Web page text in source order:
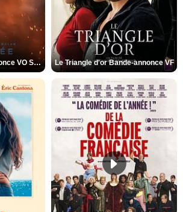
L'Odyssée Bande-annonce VO STFR Le Triangle d'or Bande-annonce VF